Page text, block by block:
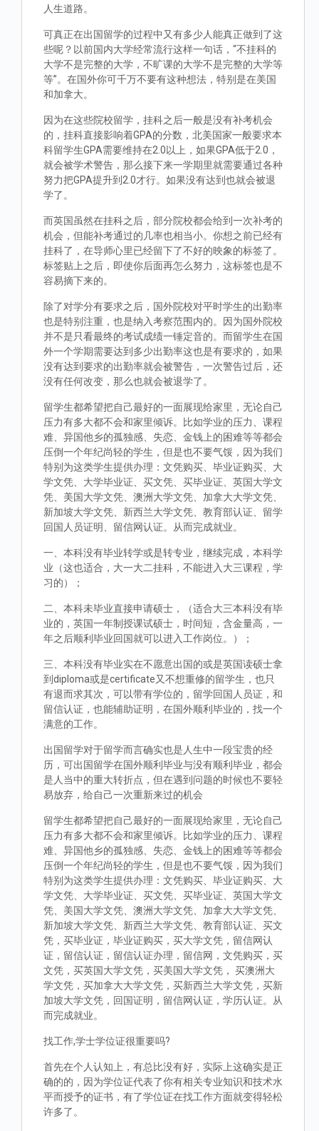
人生道路。
可真正在出国留学的过程中又有多少人能真正做到了这
些呢？以前国内大学经常流行这样一句话，“不挂科的
大学不是完整的大学，不旷课的大学不是完整的大学等
等”。在国外你可千万不要有这种想法，特别是在美国
和加拿大。
因为在这些院校留学，挂科之后一般是没有补考机会
的，挂科直接影响着GPA的分数，北美国家一般要求本
科留学生GPA需要维持在2.0以上，如果GPA低于2.0，
就会被学术警告，那么接下来一学期里就需要通过各种
努力把GPA提升到2.0才行。如果没有达到也就会被退
学了。
而英国虽然在挂科之后，部分院校都会给到一次补考的
机会，但能补考通过的几率也相当小。你想之前已经有
挂科了，在导师心里已经留下了不好的映象的标签了。
标签贴上之后，即使你后面再怎么努力，这标签也是不
容易摘下来的。
除了对学分有要求之后，国外院校对平时学生的出勤率
也是特别注重，也是纳入考察范围内的。因为国外院校
并不是只看最终的考试成绩一锤定音的。而留学生在国
外一个学期需要达到多少出勤率这也是有要求的，如果
没有达到要求的出勤率就会被警告，一次警告过后，还
没有任何改变，那么也就会被退学了。
留学生都希望把自己最好的一面展现给家里，无论自己
压力有多大都不会和家里倾诉。比如学业的压力、课程
难、异国他乡的孤独感、失恋、金钱上的困难等等都会
压倒一个年纪尚轻的学生，但是也不要气馁，因为我们
特别为这类学生提供办理：文凭购买、毕业证购买、大
学文凭、大学毕业证、买文凭、买毕业证、英国大学文
凭、美国大学文凭、澳洲大学文凭、加拿大大学文凭、
新加坡大学文凭、新西兰大学文凭、教育部认证、留学
回国人员证明、留信网认证。从而完成就业。
一、本科没有毕业转学或是转专业，继续完成，本科学
业（这也适合，大一大二挂科，不能进入大三课程，学
习的）；
二、本科未毕业直接申请硕士，（适合大三本科没有毕
业的，英国一年制授课试硕士，时间短，含金量高，一
年之后顺利毕业回国就可以进入工作岗位。）；
三、本科没有毕业实在不愿意出国的或是英国读硕士拿
到diploma或是certificate又不想重修的留学生，也只
有退而求其次，可以带有学位的，留学回国人员证，和
留信认证，也能辅助证明，在国外顺利毕业的，找一个
满意的工作。
出国留学对于留学而言确实也是人生中一段宝贵的经
历，可出国留学在国外顺利毕业与没有顺利毕业，都会
是人当中的重大转折点，但在遇到问题的时候也不要轻
易放弃，给自己一次重新来过的机会
留学生都希望把自己最好的一面展现给家里，无论自己
压力有多大都不会和家里倾诉。比如学业的压力、课程
难、异国他乡的孤独感、失恋、金钱上的困难等等都会
压倒一个年纪尚轻的学生，但是也不要气馁，因为我们
特别为这类学生提供办理：文凭购买、毕业证购买、大
学文凭、大学毕业证、买文凭、买毕业证、英国大学文
凭、美国大学文凭、澳洲大学文凭、加拿大大学文凭、
新加坡大学文凭、新西兰大学文凭、教育部认证、买文
凭，买毕业证，毕业证购买，买大学文凭，留信网认
证，留信认证，留信认证办理，留信网，文凭购买，买
文凭，买英国大学文凭，买美国大学文凭， 买澳洲大
学文凭，买加拿大大学文凭，买新西兰大学文凭，买新
加坡大学文凭，回国证明，留信网认证，学历认证。从
而完成就业。
找工作,学士学位证很重要吗?
首先在个人认知上，有总比没有好，实际上这确实是正
确的的，因为学位证代表了你有相关专业知识和技术水
平而授予的证书，有了学位证在找工作方面就变得轻松
许多了。